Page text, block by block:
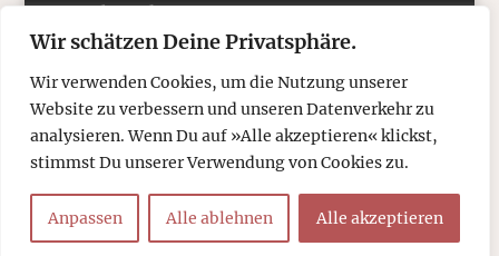
Wir schätzen Deine Privatsphäre.
Wir verwenden Cookies, um die Nutzung unserer
Website zu verbessern und unseren Datenverkehr zu
analysieren. Wenn Du auf »Alle akzeptieren« klickst,
stimmst Du unserer Verwendung von Cookies zu.
Anpassen Alle ablehnen Alle akzeptieren
Social Media